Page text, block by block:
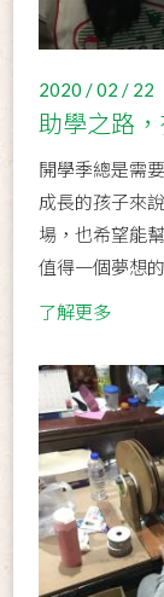
2020 / 02 / 22
助學之路
開學季總是需
成長的孩子來
場，也希望能
值得一個夢想
了解更多